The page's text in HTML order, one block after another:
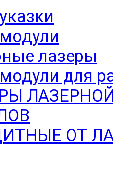
лазеры
для
ОТ